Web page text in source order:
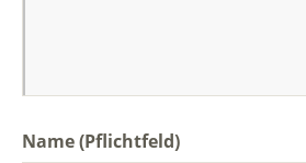
Name (Pflichtfeld)